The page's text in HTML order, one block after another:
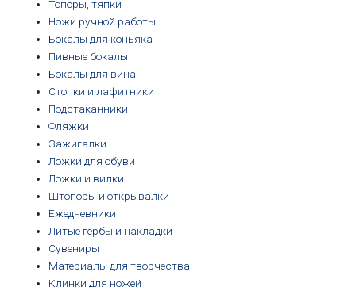
Топоры, тяпки
Ножи ручной работы
Бокалы для коньяка
Пивные бокалы
Бокалы для вина
Стопки и лафитники
Подстаканники
Фляжки
Зажигалки
Ложки для обуви
Ложки и вилки
Штопоры и открывалки
Ежедневники
Литые гербы и накладки
Сувениры
Материалы для творчества
Клинки для ножей